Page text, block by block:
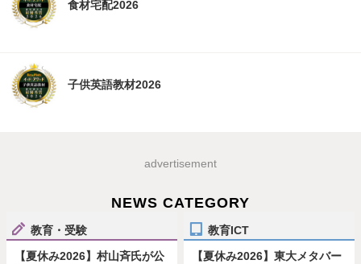
食材宅配2026
子供英語教材2026
advertisement
NEWS CATEGORY
教育・受験
【夏休み2026】村山斉氏が公
教育ICT
【夏休み2026】東大メタバー